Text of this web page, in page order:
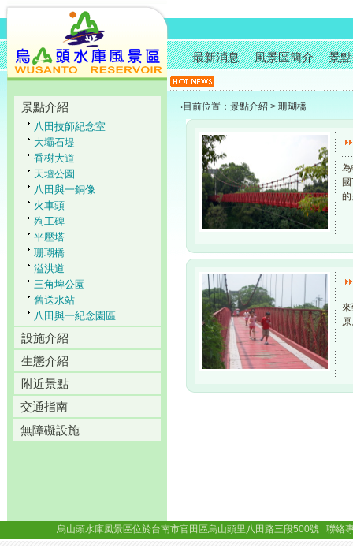
景點介紹
八田技師紀念室
大壩石堤
香榭大道
天壇公園
八田與一銅像
火車頭
殉工碑
平壓塔
珊瑚橋
溢洪道
三角埤公園
舊送水站
八田與一紀念園區
設施介紹
生態介紹
附近景點
交通指南
無障礙設施
最新消息 風景區簡介 景
‧目前位置：景點介紹 > 珊瑚橋
烏山頭水庫風景區位於台南市官田區烏山頭里八田路三段500號 聯